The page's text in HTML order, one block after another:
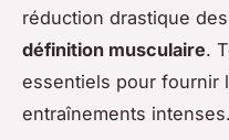
réduction drastique
définition musculaire.
essentiels pour fournir
entraînements intenses.